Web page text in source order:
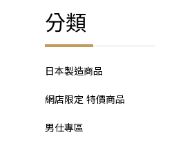
分類
日本製造商品
網店限定 特價商品
男仕專區